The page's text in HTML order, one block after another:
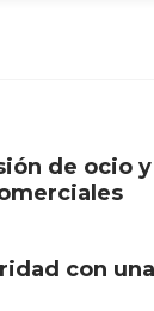
de ocio
con